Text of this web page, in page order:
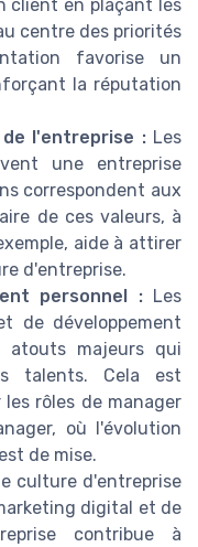
client en plaçant les
centre des priorités
favorise un
la réputation
l'entreprise :Les
une entreprise
correspondent aux
de ces valeurs, à
aide à attirer
d'entreprise.
personnel :Les
de développement
atouts majeurs qui
talents. Cela est
rôles de manager
où l'évolution
de mise.
culture d'entreprise
digital et de
contribue à